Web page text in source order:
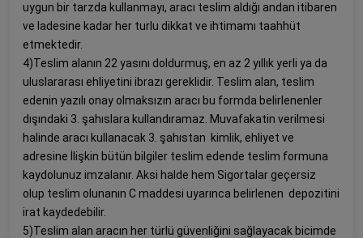
uygun bir tarzda kullanmayı, aracı teslim aldığı andan itibaren
ve ladesine kadar her turlu dikkat ve ihtimamı taahhüt
etmektedir.
4)Teslim alanın 22 yasını doldurmuş, en az 2 yıllık yerli ya da
uluslararası ehliyetini ibrazı gereklidir. Teslim alan, teslim
edenin yazılı onay olmaksızın aracı bu formda belirlenenler
dışındaki 3. şahıslara kullandıramaz. Muvafakatin verilmesi
halinde aracı kullanacak 3. şahıstan kimlik, ehliyet ve
adresine İlişkin bütün bilgiler teslim edende teslim formuna
kaydolunuz imzalanır. Aksi halde hem Sigortalar geçersiz
olup teslim olunanın C maddesi uyarınca belirlenen depozitini
irat kaydedebilir.
5)Teslim alan aracın her türlü güvenliğini sağlayacak bicimde